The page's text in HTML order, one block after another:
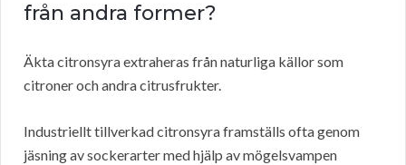
från andra former?
Äkta citronsyra extraheras från naturliga källor som
citroner och andra citrusfrukter.
Industriellt tillverkad citronsyra framställs ofta genom
jäsning av sockerarter med hjälp av mögelsvampen